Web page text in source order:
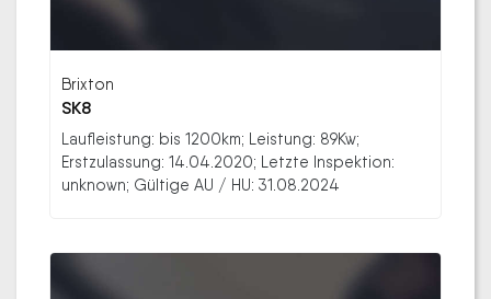
Brixton
SK8
Laufleistung: bis 1200km; Leistung: 89Kw;
Erstzulassung: 14.04.2020; Letzte Inspektion:
unknown; Gültige AU / HU: 31.08.2024